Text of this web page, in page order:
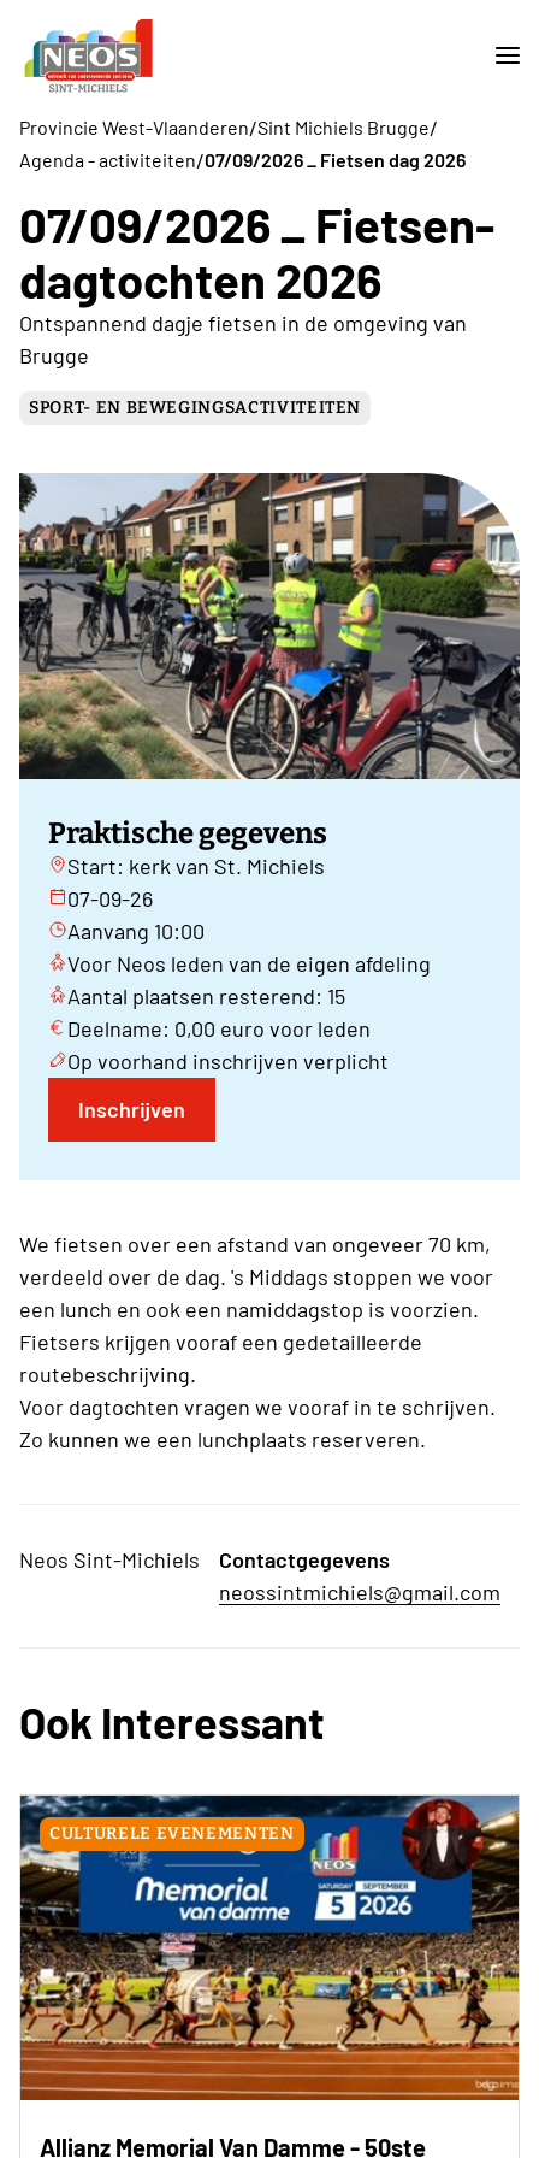
Provincie West-Vlaanderen/Sint Michiels Brugge/
Agenda - activiteiten/07/09/2026 _ Fietsen dag 2026
07/09/2026 _ Fietsen-
dagtochten 2026
Ontspannend dagje fietsen in de omgeving van
Brugge
SPORT- EN BEWEGINGSACTIVITEITEN
Praktische gegevens
Start: kerk van St. Michiels
07-09-26
Aanvang 10:00
Voor Neos leden van de eigen afdeling
Aantal plaatsen resterend: 15
Deelname: 0,00 euro voor leden
Op voorhand inschrijven verplicht
Inschrijven
We fietsen over een afstand van ongeveer 70 km,
verdeeld over de dag. 's Middags stoppen we voor
een lunch en ook een namiddagstop is voorzien.
Fietsers krijgen vooraf een gedetailleerde
routebeschrijving.
Voor dagtochten vragen we vooraf in te schrijven.
Zo kunnen we een lunchplaats reserveren.
Neos Sint-Michiels
Contactgegevens
neossintmichiels@gmail.com
Ook Interessant
CULTURELE EVENEMENTEN
Allianz Memorial Van Damme - 50ste